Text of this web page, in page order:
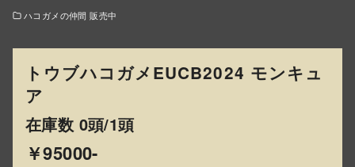
ハコガメの仲間 販売中
トウブハコガメEUCB2024 モンキュ
ア
在庫数 0頭/1頭
￥95000-